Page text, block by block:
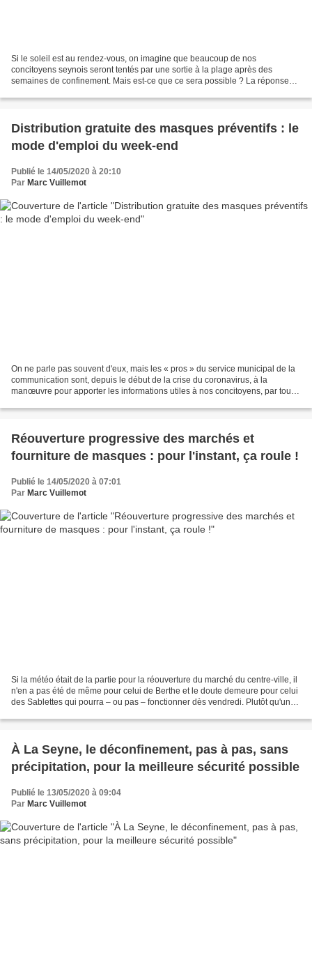
Si le soleil est au rendez-vous, on imagine que beaucoup de nos
concitoyens seynois seront tentés par une sortie à la plage après des
semaines de confinement. Mais est-ce que ce sera possible ? La réponse
Distribution gratuite des masques préventifs : le
mode d'emploi du week-end
Publié le 14/05/2020 à 20:10
Par Marc Vuillemot
On ne parle pas souvent d'eux, mais les « pros » du service municipal de la
communication sont, depuis le début de la crise du coronavirus, à la
manœuvre pour apporter les informations utiles à nos concitoyens, par tous
Réouverture progressive des marchés et
fourniture de masques : pour l'instant, ça roule !
Publié le 14/05/2020 à 07:01
Par Marc Vuillemot
Si la météo était de la partie pour la réouverture du marché du centre-ville, il
n'en a pas été de même pour celui de Berthe et le doute demeure pour celui
des Sablettes qui pourra – ou pas – fonctionner dès vendredi. Plutôt qu'un
À La Seyne, le déconfinement, pas à pas, sans
précipitation, pour la meilleure sécurité possible
Publié le 13/05/2020 à 09:04
Par Marc Vuillemot